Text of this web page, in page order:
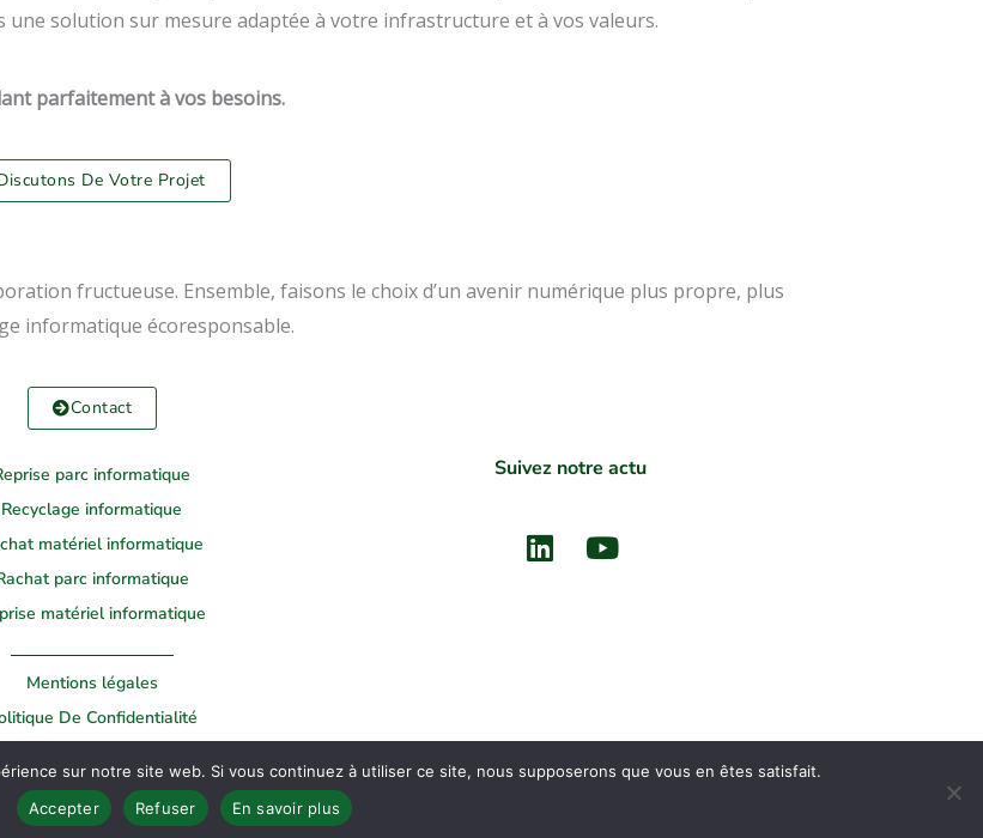
solution sur mesure adaptée à votre infrastructure et à vos valeurs.
parfaitement à vos besoins.
De Votre Projet
fructueuse. Ensemble, faisons le choix d’un avenir numérique plus propre, plus
informatique écoresponsable.
Contact
parc informatique
Recyclage informatique
matériel informatique
parc informatique
matériel informatique
Mentions légales
De Confidentialité
Suivez notre actu
LinkedinYoutube
Informatique | Réalisé parAgence Pro Web
sur notre site web. Si vous continuez à utiliser ce site, nous supposerons que vous en êtes satisfait.
Accepter
Refuser En savoir plus